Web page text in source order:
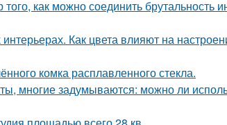
как можно соединить брутальность
Как цвета влияют на
комка расплавленного стекла.
многие задумываются: можно ли